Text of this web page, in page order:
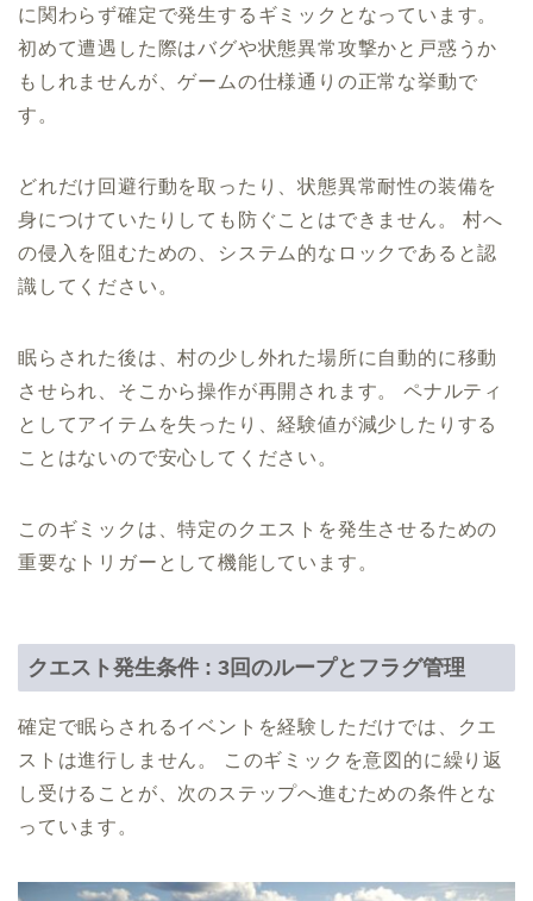
に関わらず確定で発生するギミックとなっています。
初めて遭遇した際はバグや状態異常攻撃かと戸惑うか
もしれませんが、ゲームの仕様通りの正常な挙動で
す。
どれだけ回避行動を取ったり、状態異常耐性の装備を
身につけていたりしても防ぐことはできません。 村へ
の侵入を阻むための、システム的なロックであると認
識してください。
眠らされた後は、村の少し外れた場所に自動的に移動
させられ、そこから操作が再開されます。 ペナルティ
としてアイテムを失ったり、経験値が減少したりする
ことはないので安心してください。
このギミックは、特定のクエストを発生させるための
重要なトリガーとして機能しています。
クエスト発生条件 : 3回のループとフラグ管理
確定で眠らされるイベントを経験しただけでは、クエ
ストは進行しません。 このギミックを意図的に繰り返
し受けることが、次のステップへ進むための条件とな
っています。